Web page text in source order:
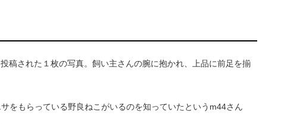
稿された１枚の写真。飼い主さんの腕に抱かれ、上品に前足を揃
をもらっている野良ねこがいるのを知っていたというm44さん